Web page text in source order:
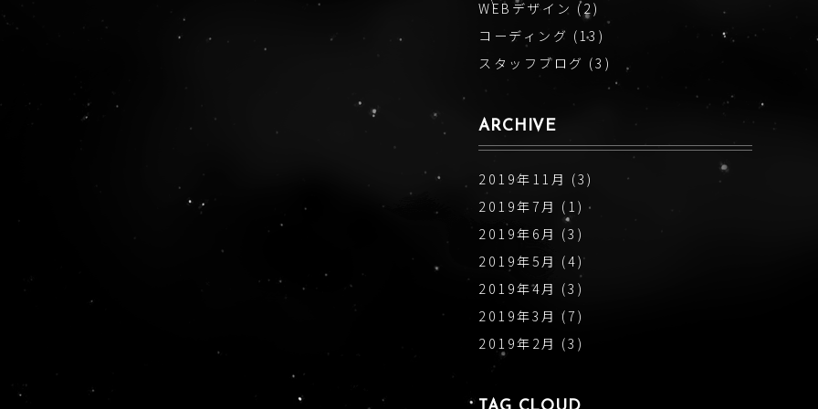
WEBデザイン (2)
コーディング (13)
スタッフブログ (3)
ARCHIVE
2019年11月 (3)
2019年7月 (1)
2019年6月 (3)
2019年5月 (4)
2019年4月 (3)
2019年3月 (7)
2019年2月 (3)